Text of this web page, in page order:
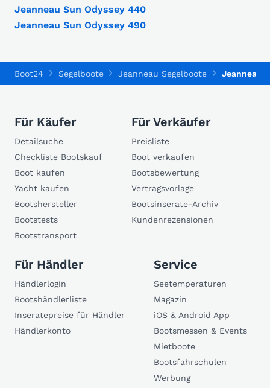
Jeanneau Sun Odyssey 440
Jeanneau Sun Odyssey 490
Boot24 Segelboote Jeanneau Segelboote Jeanneau
Für Käufer
Detailsuche
Checkliste Bootskauf
Boot kaufen
Yacht kaufen
Bootshersteller
Bootstests
Bootstransport
Für Verkäufer
Preisliste
Boot verkaufen
Bootsbewertung
Vertragsvorlage
Bootsinserate-Archiv
Kundenrezensionen
Für Händler
Händlerlogin
Bootshändlerliste
Inseratepreise für Händler
Händlerkonto
Service
Seetemperaturen
Magazin
iOS & Android App
Bootsmessen & Events
Mietboote
Bootsfahrschulen
Werbung